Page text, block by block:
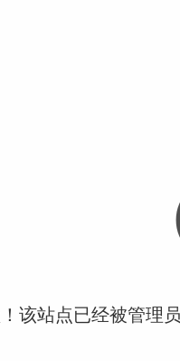
该站点已经被管理